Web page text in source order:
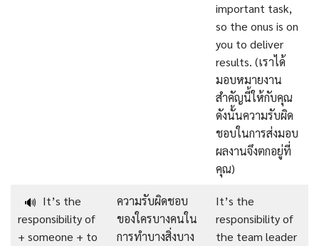
important task,
so the onus is on
you to deliver
results. (เราได้
มอบหมายงาน
สำคัญนี้ให้กับคุณ
ดังนั้นความรับผิด
ชอบในการส่งมอบ
ผลงานจึงตกอยู่ที่
คุณ)
🔊 It’s the
responsibility of
+ someone + to
ความรับผิดชอบ
ของใครบางคนใน
การทำบางสิ่งบาง
It’s the
responsibility of
the team leader